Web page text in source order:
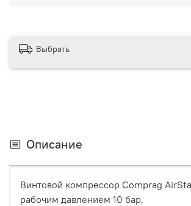
Выбрать
Описание
Винтовой компрессор Comprag
рабочим давлением 10 бар,